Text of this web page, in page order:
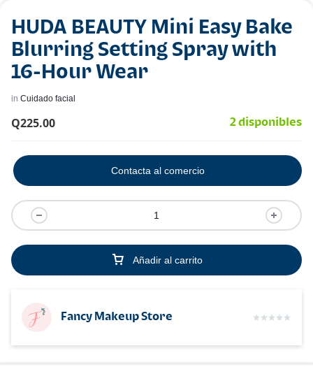
HUDA BEAUTY Mini Easy Bake
Blurring Setting Spray with
16-Hour Wear
in Cuidado facial
Q225.00 2 disponibles
Añadir al carrito
Contacta al comercio
Fancy Makeup Store